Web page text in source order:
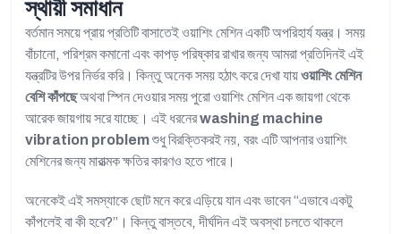
স্থায়ী সমাধান
বর্তমান সময়ে প্রায় প্রতিটি বাসাতেই ওয়াশিং মেশিন একটি অপরিহার্য যন্ত্র। সময়
বাঁচানো, পরিশ্রম কমানো এবং কাপড় পরিষ্কার রাখার জন্য আমরা প্রতিদিনই এই
যন্ত্রটির উপর নির্ভর করি। কিন্তু অনেক সময় হঠাৎ করে দেখা যায়ওয়াশিং মেশিন
বেশি কাঁপছেঅথবা স্পিন দেওয়ার সময় পুরো ওয়াশিং মেশিন এক জায়গা থেকে
আরেক জায়গায় সরে যাচ্ছে। এই ধরনেরwashing machine
vibration problemশুধু বিরক্তিকরই নয়, বরং এটি আপনার ওয়াশিং
মেশিনের জন্য মারাত্মক ক্ষতির কারণও হতে পারে।
অনেকেই এই সমস্যাকে ছোট মনে করে এড়িয়ে যান এবং ভাবেন “এভাবে একটু
কাঁপলেই বা কী হবে?”। কিন্তু বাস্তবে, দীর্ঘদিন এই অবস্থা চলতে থাকলে